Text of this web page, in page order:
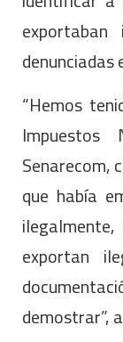
denunciadas
“Hemos
Senarecom,
que había
exportan
demostrar”,